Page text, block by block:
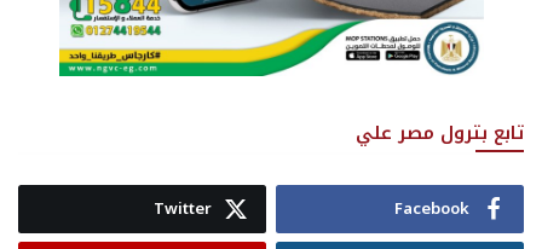
تابع بترول مصر علي
Facebook
Twitter